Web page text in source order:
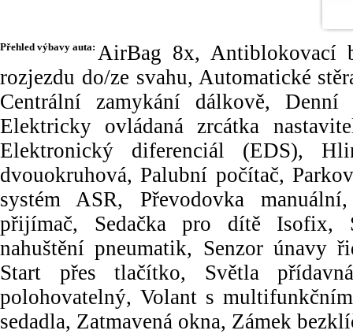
Přehled výbavy auta: AirBag 8x, Antiblokovací
rozjezdu do/ze svahu, Automatické
Centrální zamykání dálkově, Denní
Elektricky ovládaná zrcátka
Elektronický diferenciál (EDS),
dvouokruhová, Palubní počítač,
systém ASR, Převodovka
přijímač, Sedačka pro dítě Isofix,
nahuštění pneumatik, Senzor únavy
Start přes tlačítko, Světla
polohovatelný, Volant s
sedadla, Zatmavená okna, Zámek